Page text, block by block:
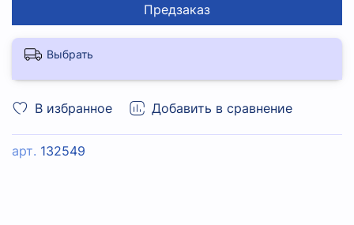
В избранное Добавить в сравнение
арт. 132549
Предзаказ
Выбрать